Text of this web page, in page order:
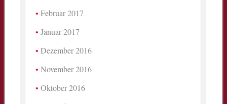
Februar 2017
Januar 2017
Dezember 2016
November 2016
Oktober 2016